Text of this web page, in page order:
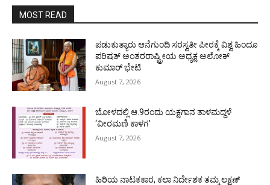
MOST READ
ಪಡುಕುತ್ಯಾರು ಆನೆಗುಂದಿ ಸರಸ್ವತೀ ಪೀಠಕ್ಕೆ ವಿಶ್ವ ಹಿಂದೂ
ಪರಿಷತ್ ಅಂತರರಾಷ್ಟ್ರೀಯ ಅಧ್ಯಕ್ಷ ಅಲೋಕ್
ಕುಮಾರ್ ಭೇಟಿ
August 7, 2026
ಬೋಳದಲ್ಲಿ ಆ.9ರಂದು ಯಕ್ಷಗಾನ ತಾಳಮದ್ದಳೆ
‘ವೀರಮಣಿ ಕಾಳಗ’
August 7, 2026
ಹಿರಿಯ ನಾಟಕಕಾರ, ಕಲಾ ನಿರ್ದೇಶಕ ತಮ್ಮ ಲಕ್ಷಣ್